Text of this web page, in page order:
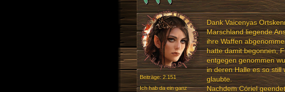
Beiträge: 2.151
Ich hab da ein ganz
Dank Vaicenyas
Marschland liegende
ihre Waffen
hatte damit begonnen,
entgegen genommen
in deren Halle es so still
glaubte.
Nachdem Córiel